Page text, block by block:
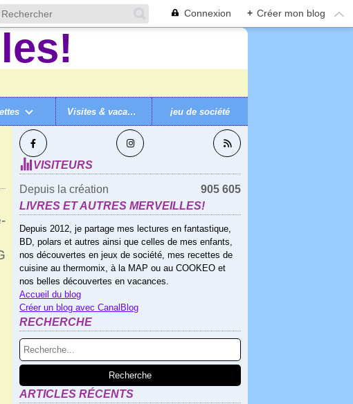
Connexion + Créer mon blog
Visites & vacances jeu de société
SUIVEZ-MOI
VISITEURS
Depuis la création
905 605
LIVRES ET AUTRES MERVEILLES!
Depuis 2012, je partage mes lectures en fantastique,
BD, polars et autres ainsi que celles de mes enfants,
nos découvertes en jeux de société, mes recettes de
cuisine au thermomix, à la MAP ou au COOKEO et
nos belles découvertes en vacances.
Accueil du blog
Créer un blog avec CanalBlog
RECHERCHE
ARTICLES RÉCENTS